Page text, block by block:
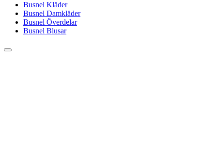
Busnel Kläder
Busnel Damkläder
Busnel Överdelar
Busnel Blusar